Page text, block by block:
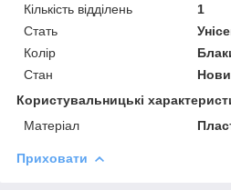
Кількість відділень
1
Стать
Колір
Стан
Користувальницькі
Матеріал
Приховати